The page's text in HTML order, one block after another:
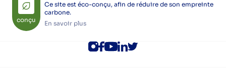
conçu
Ce site est éco-conçu, afin de réduire de son empreinte
carbone.
En savoir plus